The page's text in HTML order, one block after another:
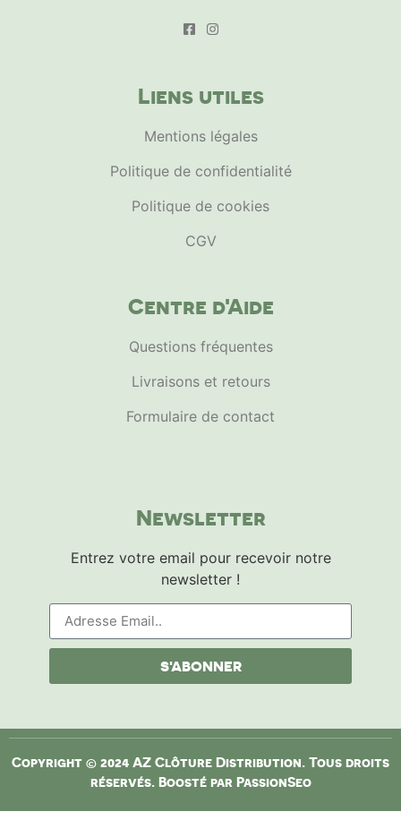
Liens utiles
Mentions légales
Politique de confidentialité
Politique de cookies
CGV
Centre d'Aide
Questions fréquentes
Livraisons et retours
Formulaire de contact
Newsletter
Entrez votre email pour recevoir notre
newsletter !
S'ABONNER
Copyright © 2024 AZ Clôture Distribution. Tous droits
réservés. Boosté par PassionSeo